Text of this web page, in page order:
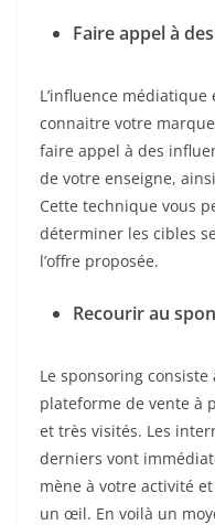
Faire appel à
L’influence
connaitre votre
faire appel à des
de votre enseigne,
Cette technique vous
déterminer les cibles
l’offre proposée.
Recourir au
Le sponsoring
plateforme de vente à
et très visités. Les
derniers vont
mène à votre activité
un œil. En voilà un